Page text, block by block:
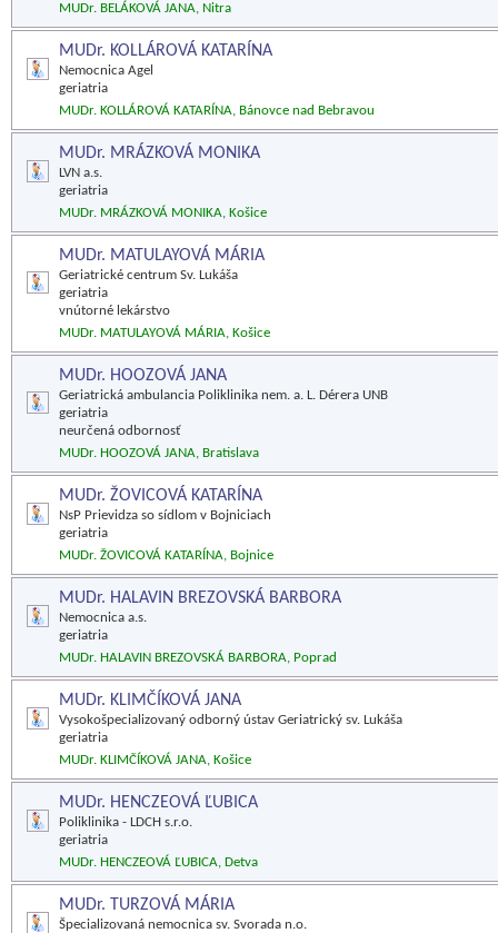
MUDr. BELÁKOVÁ JANA, Nitra
MUDr. KOLLÁROVÁ KATARÍNA
Nemocnica Agel
geriatria
MUDr. KOLLÁROVÁ KATARÍNA, Bánovce nad Bebravou
MUDr. MRÁZKOVÁ MONIKA
LVN a.s.
geriatria
MUDr. MRÁZKOVÁ MONIKA, Košice
MUDr. MATULAYOVÁ MÁRIA
Geriatrické centrum Sv. Lukáša
geriatria
vnútorné lekárstvo
MUDr. MATULAYOVÁ MÁRIA, Košice
MUDr. HOOZOVÁ JANA
Geriatrická ambulancia Poliklinika nem. a. L. Dérera UNB
geriatria
neurčená odbornosť
MUDr. HOOZOVÁ JANA, Bratislava
MUDr. ŽOVICOVÁ KATARÍNA
NsP Prievidza so sídlom v Bojniciach
geriatria
MUDr. ŽOVICOVÁ KATARÍNA, Bojnice
MUDr. HALAVIN BREZOVSKÁ BARBORA
Nemocnica a.s.
geriatria
MUDr. HALAVIN BREZOVSKÁ BARBORA, Poprad
MUDr. KLIMČÍKOVÁ JANA
Vysokošpecializovaný odborný ústav Geriatrický sv. Lukáša
geriatria
MUDr. KLIMČÍKOVÁ JANA, Košice
MUDr. HENCZEOVÁ ĽUBICA
Poliklinika - LDCH s.r.o.
geriatria
MUDr. HENCZEOVÁ ĽUBICA, Detva
MUDr. TURZOVÁ MÁRIA
Špecializovaná nemocnica sv. Svorada n.o.